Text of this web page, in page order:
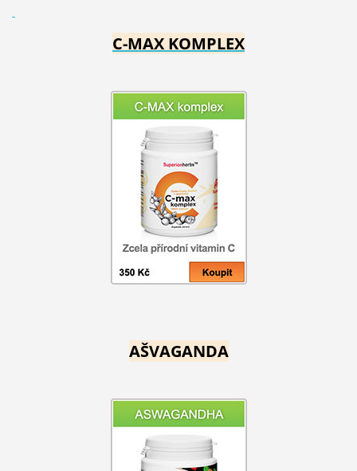
C-MAX KOMPLEX
AŠVAGANDA